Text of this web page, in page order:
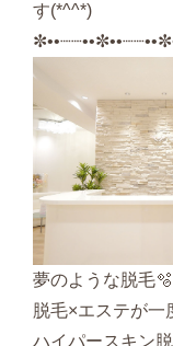
す(*^^*)
夢のような脱毛🫧
脱毛×エステが一
ハイパースキン